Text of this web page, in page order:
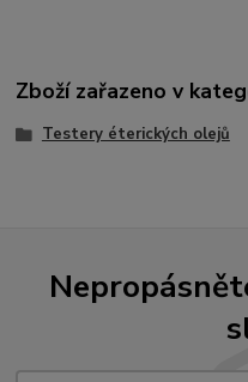
Zboží zařazeno v
Testery éterických olejů